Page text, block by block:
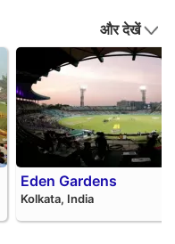
और देखें
Eden Gardens
Kolkata, India